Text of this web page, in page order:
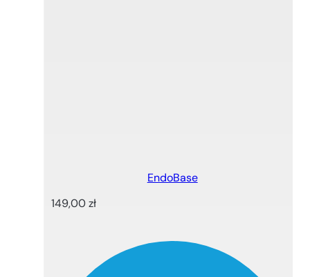
EndoBase
149,00zł